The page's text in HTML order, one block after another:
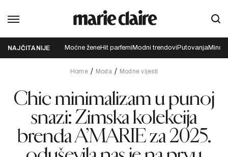
NAJČITANIJE Moćne ženeHit parfemi Modni trendovi Putovanja
Home Moda Modne vijesti
Chic minimalizam u punoj
snazi: Zimska kolekcija
brenda A’MARIE za 2025.